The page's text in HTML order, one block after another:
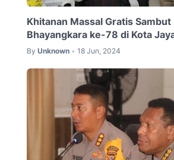
Khitanan Massal Gratis Sambut
Bhayangkara ke-78 di Kota
By Unknown • 18 Jun, 2024